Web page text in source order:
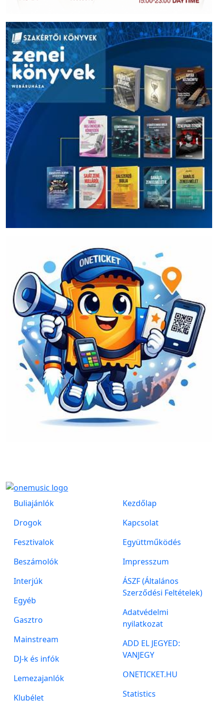
Buliajánlók
Drogok
Fesztivalok
Beszámolók
Interjúk
Egyéb
Gasztro
Mainstream
DJ-k és infók
Lemezajanlók
Klubélet
Kezdőlap
Kapcsolat
Együttműködés
Impresszum
ÁSZF (Általános
Szerződési Feltételek)
Adatvédelmi
nyilatkozat
ADD EL JEGYED:
VANJEGY
ONETICKET.HU
Statistics